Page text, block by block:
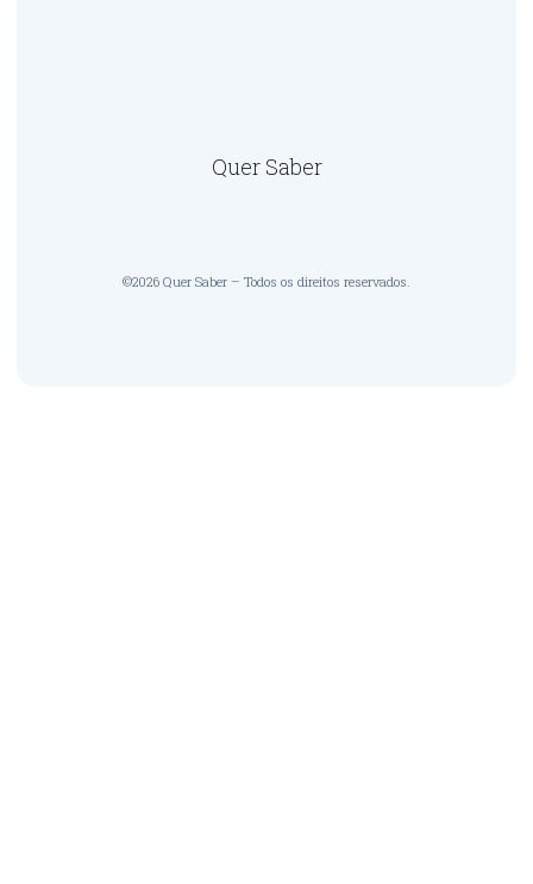
Quer Saber
©2026 Quer Saber – Todos os direitos reservados.